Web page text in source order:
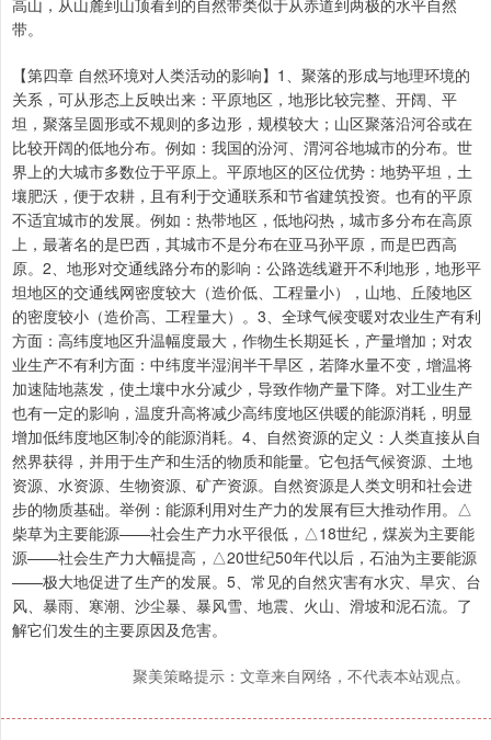
高山，从山麓到山顶看到的自然带类似于从赤道到两极的水平自然
带。
【第四章 自然环境对人类活动的影响】1、聚落的形成与地理环境的
关系，可从形态上反映出来：平原地区，地形比较完整、开阔、平
坦，聚落呈圆形或不规则的多边形，规模较大；山区聚落沿河谷或在
比较开阔的低地分布。例如：我国的汾河、渭河谷地城市的分布。世
界上的大城市多数位于平原上。平原地区的区位优势：地势平坦，土
壤肥沃，便于农耕，且有利于交通联系和节省建筑投资。也有的平原
不适宜城市的发展。例如：热带地区，低地闷热，城市多分布在高原
上，最著名的是巴西，其城市不是分布在亚马孙平原，而是巴西高
原。2、地形对交通线路分布的影响：公路选线避开不利地形，地形平
坦地区的交通线网密度较大（造价低、工程量小），山地、丘陵地区
的密度较小（造价高、工程量大）。3、全球气候变暖对农业生产有利
方面：高纬度地区升温幅度最大，作物生长期延长，产量增加；对农
业生产不有利方面：中纬度半湿润半干旱区，若降水量不变，增温将
加速陆地蒸发，使土壤中水分减少，导致作物产量下降。对工业生产
也有一定的影响，温度升高将减少高纬度地区供暖的能源消耗，明显
增加低纬度地区制冷的能源消耗。4、自然资源的定义：人类直接从自
然界获得，并用于生产和生活的物质和能量。它包括气候资源、土地
资源、水资源、生物资源、矿产资源。自然资源是人类文明和社会进
步的物质基础。举例：能源利用对生产力的发展有巨大推动作用。△
柴草为主要能源——社会生产力水平很低，△18世纪，煤炭为主要能
源——社会生产力大幅提高，△20世纪50年代以后，石油为主要能源
——极大地促进了生产的发展。5、常见的自然灾害有水灾、旱灾、台
风、暴雨、寒潮、沙尘暴、暴风雪、地震、火山、滑坡和泥石流。了
解它们发生的主要原因及危害。
聚美策略提示：文章来自网络，不代表本站观点。